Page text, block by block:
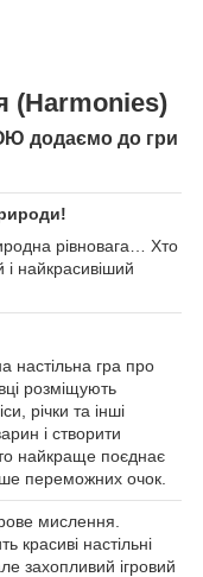
(Harmonies)
додаємо до гри
рівновага… Хто
найкрасивіший
настільна гра про
розміщують
річки та інші
і створити
найкраще поєднає
переможних очок.
мислення.
красиві настільні
захопливий ігровий